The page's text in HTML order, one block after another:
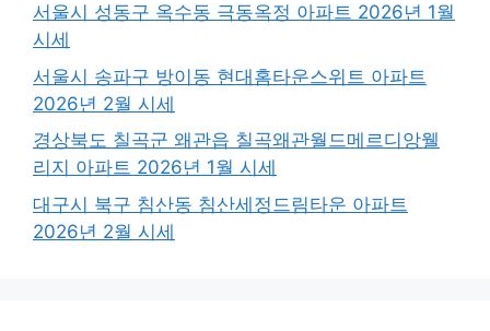
서울시 성동구 옥수동 극동옥정 아파트 2026년 1월
시세
서울시 송파구 방이동 현대홈타운스위트 아파트
2026년 2월 시세
경상북도 칠곡군 왜관읍 칠곡왜관월드메르디앙웰
리지 아파트 2026년 1월 시세
대구시 북구 침산동 침산세정드림타운 아파트
2026년 2월 시세